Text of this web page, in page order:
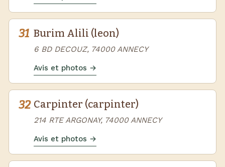
31 Burim Alili (leon)
6 BD DECOUZ, 74000 ANNECY
Avis et photos →
32 Carpinter (carpinter)
214 RTE ARGONAY, 74000 ANNECY
Avis et photos →